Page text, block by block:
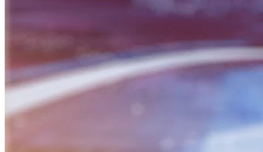
BỮA SÁNG DOANH NHÂN
Nguồn: SCTV8 - VITV